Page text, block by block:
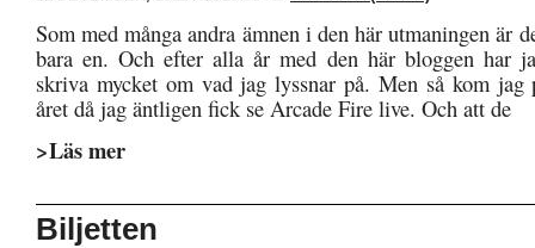
Som med många andra ämnen i den här utmaningen är
bara en. Och efter alla år med den här bloggen har
skriva mycket om vad jag lyssnar på. Men så kom jag
året då jag äntligen fick se Arcade Fire live. Och att de
>Läs mer
Biljetten